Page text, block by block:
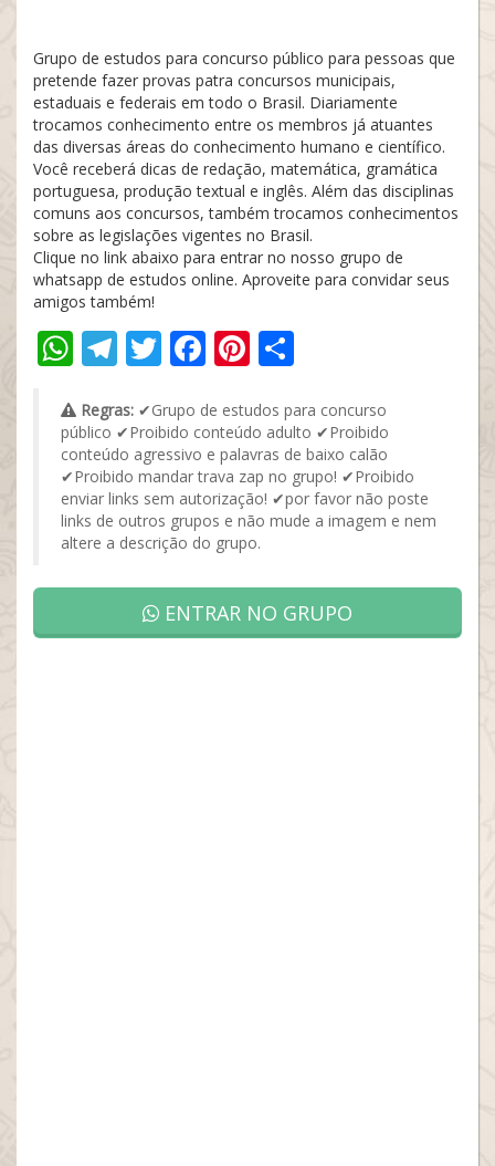
Grupo de estudos para concurso público para pessoas que
pretende fazer provas patra concursos municipais,
estaduais e federais em todo o Brasil. Diariamente
trocamos conhecimento entre os membros já atuantes
das diversas áreas do conhecimento humano e científico.
Você receberá dicas de redação, matemática, gramática
portuguesa, produção textual e inglês. Além das disciplinas
comuns aos concursos, também trocamos conhecimentos
sobre as legislações vigentes no Brasil.
Clique no link abaixo para entrar no nosso grupo de
whatsapp de estudos online. Aproveite para convidar seus
amigos também!
WhatsApp
Telegram
Twitter
Facebook
Pinterest
Regras: ✔Grupo de estudos para concurso
público ✔Proibido conteúdo adulto ✔Proibido
conteúdo agressivo e palavras de baixo calão
✔Proibido mandar trava zap no grupo! ✔Proibido
enviar links sem autorização! ✔por favor não poste
links de outros grupos e não mude a imagem e nem
altere a descrição do grupo.
ENTRAR NO GRUPO